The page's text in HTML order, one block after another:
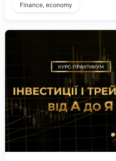
Finance, economy